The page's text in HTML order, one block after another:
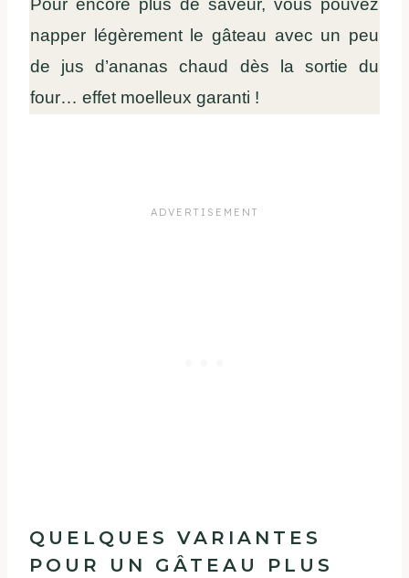
Pour encore plus de saveur, vous pouvez
napper légèrement le gâteau avec un peu
de jus d’ananas chaud dès la sortie du
four… effet moelleux garanti !
QUELQUES VARIANTES
POUR UN GÂTEAU PLUS